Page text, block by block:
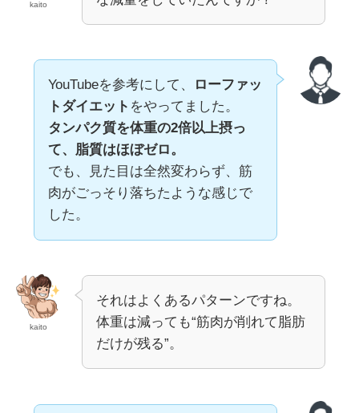
kaito
YouTubeを参考にして、
ローファッ
トダイエット をやってました。
タンパク質を体重の2倍以上摂っ
て、脂質はほぼゼロ。
でも、見た目は全然変わらず、筋
肉がごっそり落ちたような感じで
した。
kaito
それはよくあるパターンですね。
体重は減っても“筋肉が削れて脂肪
だけが残る”。